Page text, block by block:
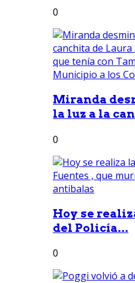
0
Miranda
la luz a la
0
Hoy se
del Policía...
0